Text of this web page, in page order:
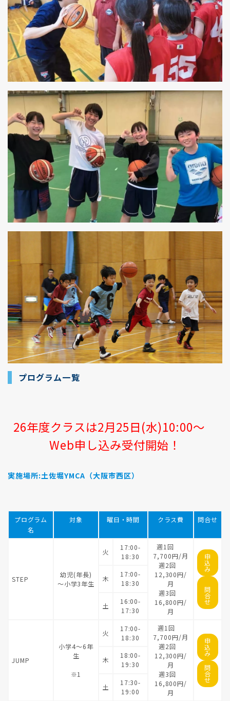
プログラム一覧
26年度クラスは2月25日(水)10:00～
Web申し込み受付開始！
実施場所:土佐堀YMCA（大阪市西区）
プログラム
名
対象 曜日・時間 クラス費 問合せ
STEP
幼児(年長)
～小学3年生
火
17:00-
18:30
週1回
7,700円/月
週2回
12,300円/
月
週3回
16,800円/
月
申
込
み
問
合
せ
木
17:00-
18:30
土
16:00-
17:30
JUMP
小学4～6年
生
※1
火
17:00-
18:30
週1回
7,700円/月
週2回
12,300円/
月
週3回
16,800円/
月
申
込
み
問
合
せ
木
18:00-
19:30
土
17:30-
19:00